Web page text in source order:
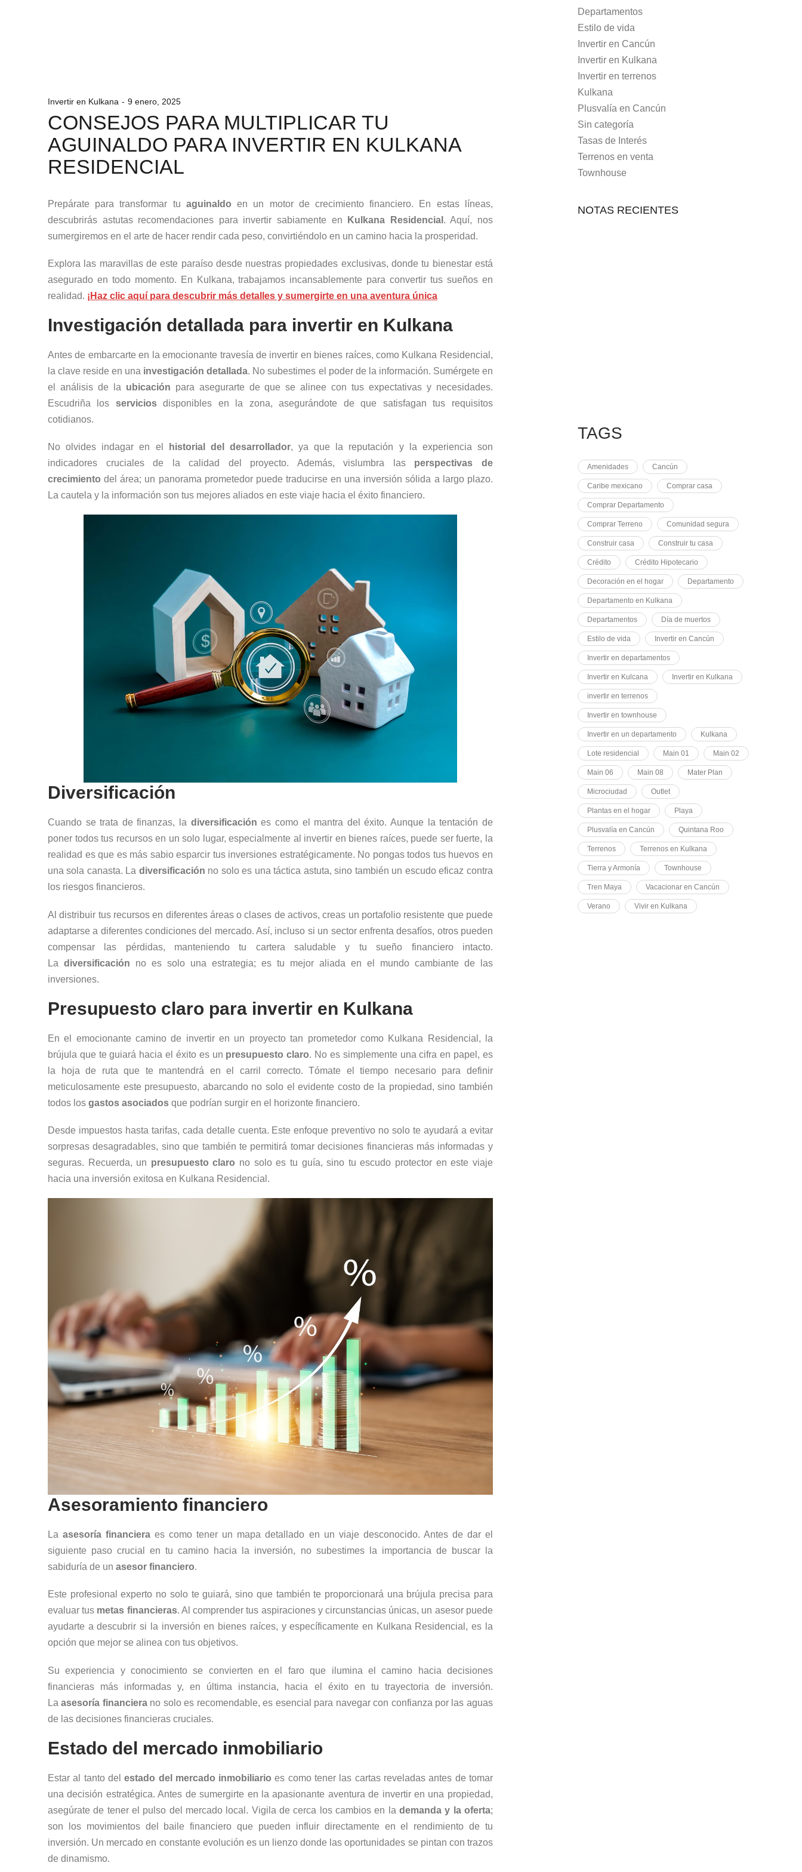
Invertir en Kulkana 9 enero, 2025
CONSEJOS PARA MULTIPLICAR TU
AGUINALDO PARA INVERTIR EN KULKANA
RESIDENCIAL
Prepárate para transformar tu aguinaldo en un motor de crecimiento financiero. En estas líneas,
descubrirás astutas recomendaciones para invertir sabiamente en
Kulkana Residencial . Aquí, nos
sumergiremos en el arte de hacer rendir cada peso, convirtiéndolo en un camino hacia la prosperidad.
Explora las maravillas de este paraíso desde nuestras propiedades exclusivas, donde tu bienestar está
asegurado en todo momento. En Kulkana, trabajamos incansablemente para convertir tus sueños en
realidad. ¡Haz clic aquí para descubrir más detalles y sumergirte en una aventura única
Investigación detallada para invertir en Kulkana
Antes de embarcarte en la emocionante travesía de invertir en bienes raíces, como Kulkana Residencial,
la clave reside en una investigación detallada. No subestimes el poder de la información. Sumérgete en
el análisis de la ubicación para asegurarte de que se alinee con tus expectativas y necesidades.
Escudriña los serviciosdisponibles en la zona, asegurándote de que satisfagan tus requisitos
cotidianos.
No olvides indagar en el historial del desarrollador, ya que la reputación y la experiencia son
indicadores cruciales de la calidad del proyecto. Además, vislumbra las perspectivas de
crecimiento del área; un panorama prometedor puede traducirse en una inversión sólida a largo plazo.
La cautela y la información son tus mejores aliados en este viaje hacia el éxito financiero.
Diversificación
Cuando se trata de finanzas, la diversificación es como el mantra del éxito. Aunque la tentación de
poner todos tus recursos en un solo lugar, especialmente al invertir en bienes raíces, puede ser fuerte, la
realidad es que es más sabio esparcir tus inversiones estratégicamente. No pongas todos tus huevos en
una sola canasta. La diversificación no solo es una táctica astuta, sino también un escudo eficaz contra
los riesgos financieros.
Al distribuir tus recursos en diferentes áreas o clases de activos, creas un portafolio resistente que puede
adaptarse a diferentes condiciones del mercado. Así, incluso si un sector enfrenta desafíos, otros pueden
compensar las pérdidas, manteniendo tu cartera saludable y tu sueño financiero intacto.
La diversificación no es solo una estrategia; es tu mejor aliada en el mundo cambiante de las
inversiones.
Presupuesto claro para invertir en Kulkana
En el emocionante camino de invertir en un proyecto tan prometedor como Kulkana Residencial, la
brújula que te guiará hacia el éxito es un presupuesto claro. No es simplemente una cifra en papel, es
la hoja de ruta que te mantendrá en el carril correcto. Tómate el tiempo necesario para definir
meticulosamente este presupuesto, abarcando no solo el evidente costo de la propiedad, sino también
todos los gastos asociados que podrían surgir en el horizonte financiero.
Desde impuestos hasta tarifas, cada detalle cuenta. Este enfoque preventivo no solo te ayudará a evitar
sorpresas desagradables, sino que también te permitirá tomar decisiones financieras más informadas y
seguras. Recuerda, un presupuesto claro no solo es tu guía, sino tu escudo protector en este viaje
hacia una inversión exitosa en Kulkana Residencial.
Asesoramiento financiero
Laasesoría financiera es como tener un mapa detallado en un viaje desconocido. Antes de dar el
siguiente paso crucial en tu camino hacia la inversión, no subestimes la importancia de buscar la
sabiduría de un asesor financiero.
Este profesional experto no solo te guiará, sino que también te proporcionará una brújula precisa para
evaluar tus metas financieras. Al comprender tus aspiraciones y circunstancias únicas, un asesor puede
ayudarte a descubrir si la inversión en bienes raíces, y específicamente en Kulkana Residencial, es la
opción que mejor se alinea con tus objetivos.
Su experiencia y conocimiento se convierten en el faro que ilumina el camino hacia decisiones
financieras más informadas y, en última instancia, hacia el éxito en tu trayectoria de inversión.
Laasesoría financierano solo es recomendable, es esencial para navegar con confianza por las aguas
de las decisiones financieras cruciales.
Estado del mercado inmobiliario
Estar al tanto delestado del mercado inmobiliario es como tener las cartas reveladas antes de tomar
una decisión estratégica. Antes de sumergirte en la apasionante aventura de invertir en una propiedad,
asegúrate de tener el pulso del mercado local. Vigila de cerca los cambios en la demanda y la oferta;
son los movimientos del baile financiero que pueden influir directamente en el rendimiento de tu
inversión. Un mercado en constante evolución es un lienzo donde las oportunidades se pintan con trazos
de dinamismo.
Departamentos
Estilo de vida
Invertir en Cancún
Invertir en Kulkana
Invertir en terrenos
Kulkana
Plusvalía en Cancún
Sin categoría
Tasas de Interés
Terrenos en venta
Townhouse
NOTAS RECIENTES
TAGS
Amenidades Cancún
Caribe mexicano Comprar casa
Comprar Departamento
Comprar Terreno Comunidad segura
Construir casa Construir tu casa
Crédito Crédito Hipotecario
Decoración en el hogar Departamento
Departamento en Kulkana
Departamentos Día de muertos
Estilo de vida Invertir en Cancún
Invertir en departamentos
Invertir en Kulcana Invertir en Kulkana
invertir en terrenos
Invertir en townhouse
Invertir en un departamento Kulkana
Lote residencial Main 01 Main 02
Main 06 Main 08 Mater Plan
Microciudad Outlet
Plantas en el hogar Playa
Plusvalía en Cancún Quintana Roo
Terrenos Terrenos en Kulkana
Tierra y Armonía Townhouse
Tren Maya Vacacionar en Cancún
Verano Vivir en Kulkana